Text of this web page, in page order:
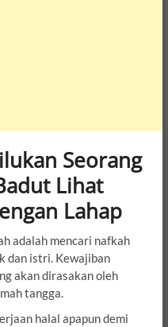
Seorang
Lihat
Lahap
adalah mencari nafkah
dan istri. Kewajiban
akan dirasakan oleh
tangga.
halal apapun demi